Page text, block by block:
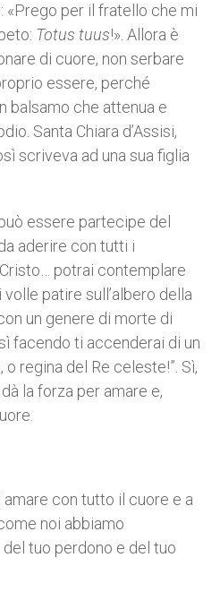
«Prego per il fratello che mi
Totus tuus!». Allora è
di cuore, non serbare
essere, perché
balsamo che attenua e
Santa Chiara d’Assisi,
scriveva ad una sua figlia
essere partecipe del
aderire con tutti i
potrai contemplare
patire sull’albero della
un genere di morte di
facendo ti accenderai di un
regina del Re celeste!”. Sì,
la forza per amare e,
con tutto il cuore e a
noi abbiamo
tuo perdono e del tuo